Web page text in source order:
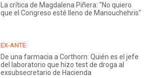
La crítica de Magdalena Piñera: "No quiero
que el Congreso esté lleno de Manouchehris"
EX-ANTE
De una farmacia a Corthorn: Quién es el jefe
del laboratorio que hizo test de droga al
exsubsecretario de Hacienda